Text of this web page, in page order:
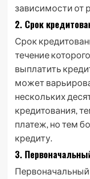
зависимости от
2. Срок
Срок
течение
выплатить
может
нескольких
кредитования,
платеж, но тем
кредиту.
3.
Первоначальный